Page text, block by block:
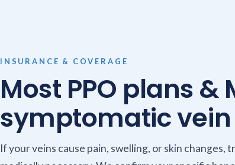
INSURANCE & COVERAGE
Most PPO plans
symptomatic
If your veins cause pain, swelling, or skin changes,